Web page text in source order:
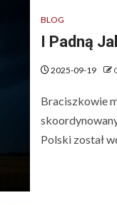
BLOG
I Padną
2025-09-19
Braciszkowie
Polski został